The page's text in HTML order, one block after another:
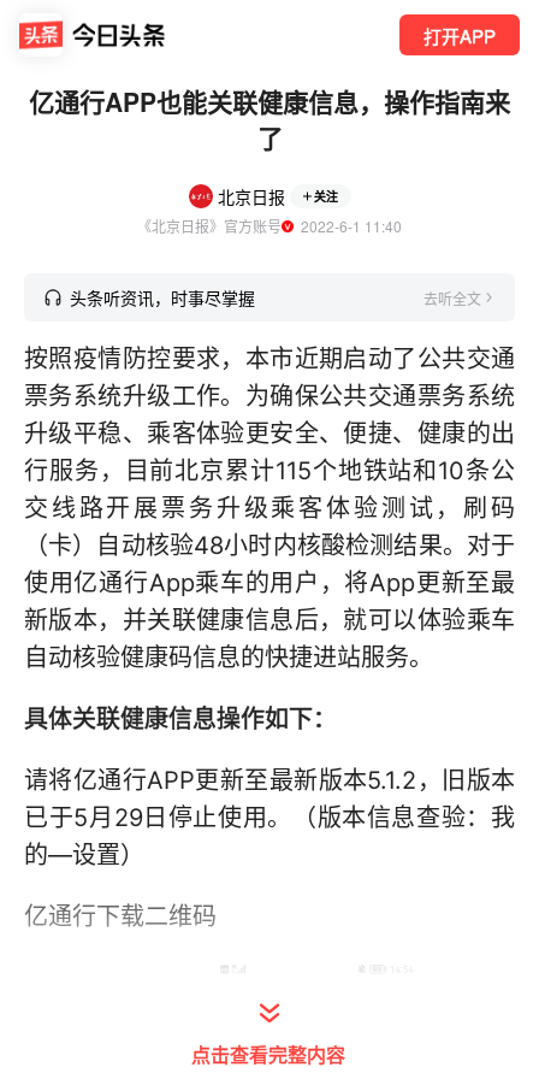
打开APP
亿通行APP也能关联健康信息，操作指南来
了
北京日报 关注
《北京日报》官方账号
  2022-6-1 11:40
头条听资讯，时事尽掌握 去听全文
按照疫情防控要求，本市近期启动了公共交通
票务系统升级工作。为确保公共交通票务系统
升级平稳、乘客体验更安全、便捷、健康的出
行服务，目前北京累计115个地铁站和10条公
交线路开展票务升级乘客体验测试，刷码
（卡）自动核验48小时内核酸检测结果。对于
使用亿通行App乘车的用户，将App更新至最
新版本，并关联健康信息后，就可以体验乘车
自动核验健康码信息的快捷进站服务。
具体关联健康信息操作如下：
请将亿通行APP更新至最新版本5.1.2，旧版本
已于5月29日停止使用。（版本信息查验：我
的—设置）
亿通行下载二维码
点击查看完整内容